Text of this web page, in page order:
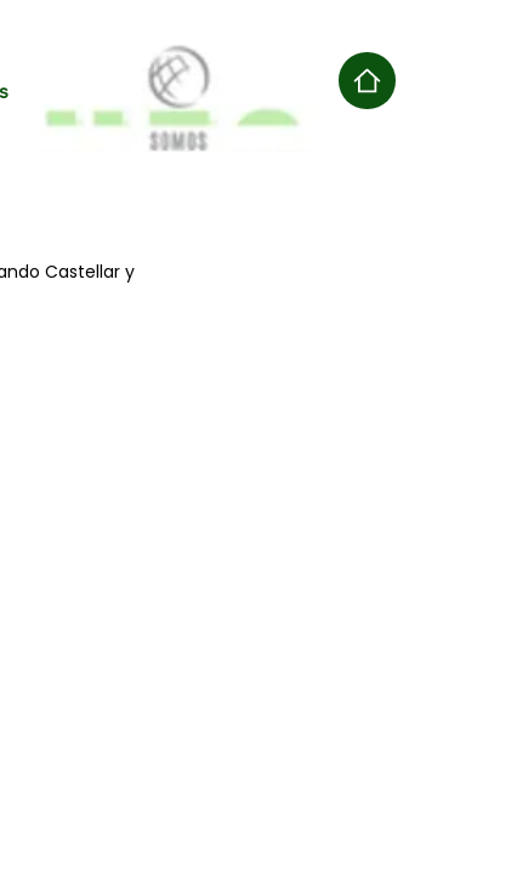
Castellar y